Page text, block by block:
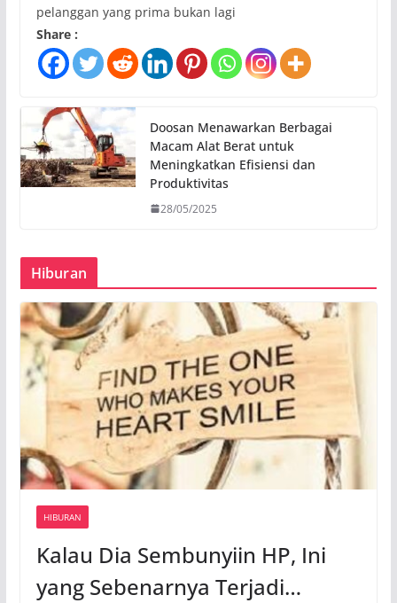
pelanggan yang prima bukan lagi
Share :
Doosan Menawarkan Berbagai
Macam Alat Berat untuk
Meningkatkan Efisiensi dan
Produktivitas
28/05/2025
Hiburan
HIBURAN
Kalau Dia Sembunyiin HP, Ini
yang Sebenarnya Terjadi…